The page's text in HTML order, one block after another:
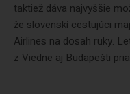
taktiež dáva najvyššie
že slovenskí cestujúci
Airlines na dosah ruky.
z Viedne aj Budapešti